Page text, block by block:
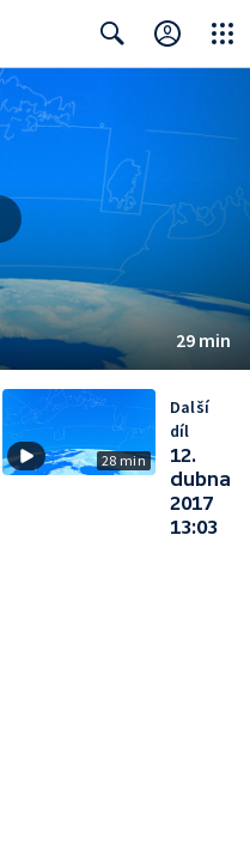
29 min
28 min
Další
díl
12.
dubna
2017
13:03